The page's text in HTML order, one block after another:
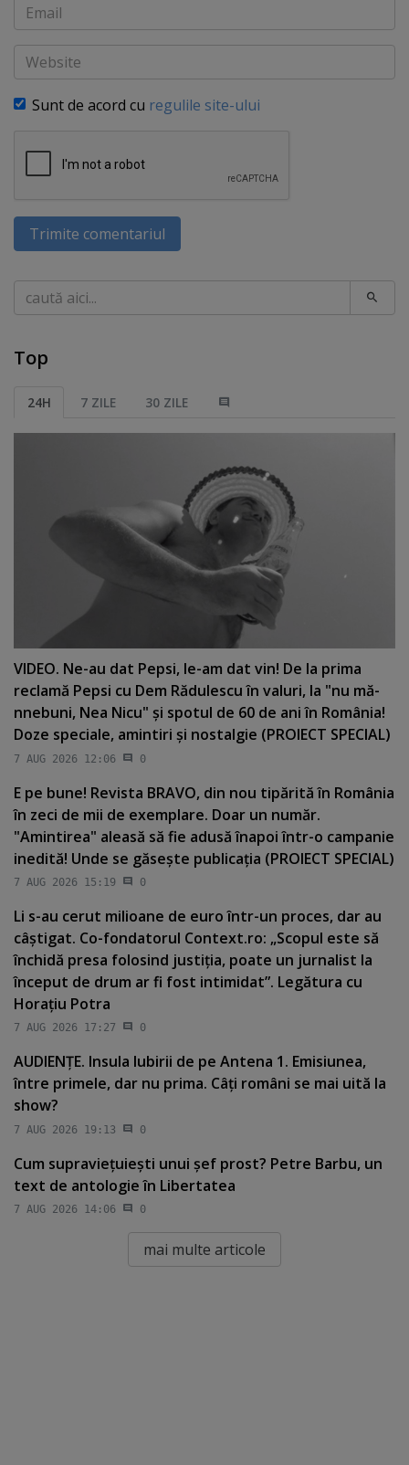
Email
Website
Sunt de acord cu regulile site-ului
Trimite comentariul
Caută
Top
24H 7 ZILE 30 ZILE
VIDEO. Ne-au dat Pepsi, le-am dat vin! De la prima
reclamă Pepsi cu Dem Rădulescu în valuri, la "nu mă-
nnebuni, Nea Nicu" şi spotul de 60 de ani în România!
Doze speciale, amintiri şi nostalgie (PROIECT SPECIAL)
7 AUG 2026 12:06 0
E pe bune! Revista BRAVO, din nou tipărită în România
în zeci de mii de exemplare. Doar un număr.
"Amintirea" aleasă să fie adusă înapoi într-o campanie
inedită! Unde se găseşte publicaţia (PROIECT SPECIAL)
7 AUG 2026 15:19 0
Li s-au cerut milioane de euro într-un proces, dar au
câştigat. Co-fondatorul Context.ro: „Scopul este să
închidă presa folosind justiţia, poate un jurnalist la
început de drum ar fi fost intimidat”. Legătura cu
Horaţiu Potra
7 AUG 2026 17:27 0
AUDIENŢE. Insula Iubirii de pe Antena 1. Emisiunea,
între primele, dar nu prima. Câţi români se mai uită la
show?
7 AUG 2026 19:13 0
Cum supravieţuieşti unui şef prost? Petre Barbu, un
text de antologie în Libertatea
7 AUG 2026 14:06 0
mai multe articole